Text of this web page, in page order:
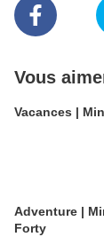
Vous
Vacances |
Adventure |
Forty